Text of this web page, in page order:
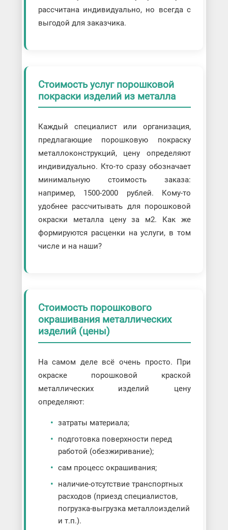
рассчитана индивидуально, но всегда с
выгодой для заказчика.
Стоимость услуг порошковой
покраски изделий из металла
Каждый специалист или организация,
предлагающие порошковую покраску
металлоконструкций, цену определяют
индивидуально. Кто-то сразу обозначает
минимальную стоимость заказа:
например, 1500-2000 рублей. Кому-то
удобнее рассчитывать для порошковой
окраски металла цену за м2. Как же
формируются расценки на услуги, в том
числе и на наши?
Стоимость порошкового
окрашивания металлических
изделий (цены)
На самом деле всё очень просто. При
окраске порошковой краской
металлических изделий цену
определяют:
затраты материала;
подготовка поверхности перед
работой (обезжиривание);
сам процесс окрашивания;
наличие-отсутствие транспортных
расходов (приезд специалистов,
погрузка-выгрузка металлоизделий
и т.п.).